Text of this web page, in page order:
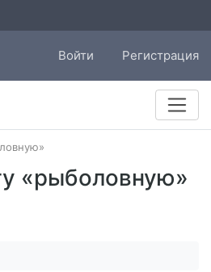
Войти Регистрация
«рыболовную»